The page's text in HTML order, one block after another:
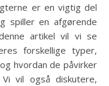
er en vigtig del
spiller en afgørende
artikel vil vi se
forskellige typer,
hvordan de påvirker
vil også diskutere,